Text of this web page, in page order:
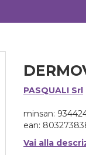
PASQUALI Srl
minsan:
ean:
Vai alla